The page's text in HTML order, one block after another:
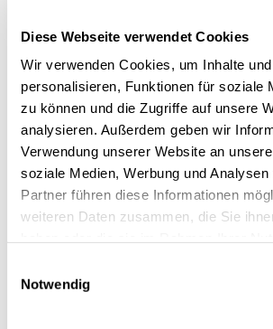
Diese Webseite verwendet Cookies
Wir verwenden Cookies, um Inhalte
personalisieren, Funktionen für soziale
zu können und die Zugriffe auf unsere
analysieren. Außerdem geben wir
Verwendung unserer Website an
soziale Medien, Werbung und
Partner führen diese Informationen
weiteren Daten zusammen, die Sie
Notwendig
Golden Pumpkin
Signature Medium Jar
CHF 29.90
CHF 14.95
CHF